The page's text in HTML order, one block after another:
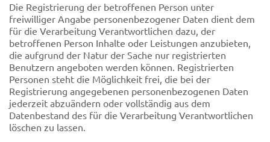
Die Registrierung der betroffenen Person unter
freiwilliger Angabe personenbezogener Daten dient dem
für die Verarbeitung Verantwortlichen dazu, der
betroffenen Person Inhalte oder Leistungen anzubieten,
die aufgrund der Natur der Sache nur registrierten
Benutzern angeboten werden können. Registrierten
Personen steht die Möglichkeit frei, die bei der
Registrierung angegebenen personenbezogenen Daten
jederzeit abzuändern oder vollständig aus dem
Datenbestand des für die Verarbeitung Verantwortlichen
löschen zu lassen.